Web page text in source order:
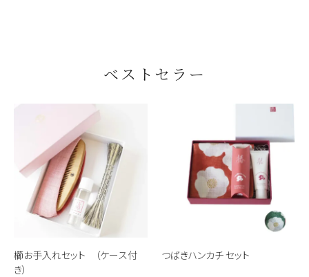
ベストセラー
櫛お手入れセット （ケース付
き）
つばきハンカチ セット